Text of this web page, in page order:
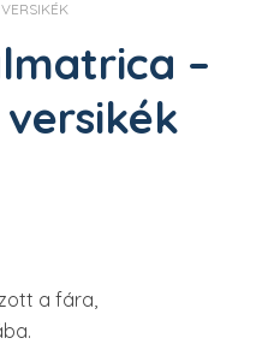
–
a fára,